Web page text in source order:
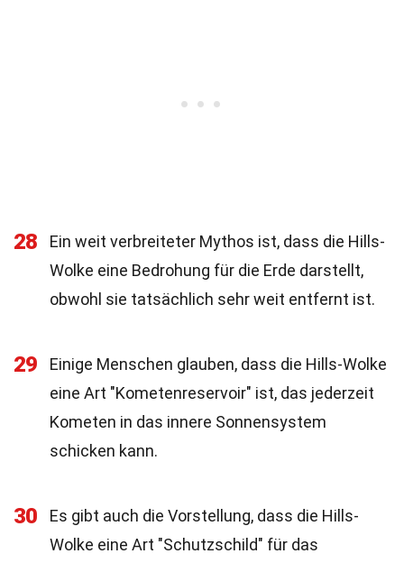
28
Ein weit verbreiteter Mythos ist, dass die Hills-
Wolke eine Bedrohung für die Erde darstellt,
obwohl sie tatsächlich sehr weit entfernt ist.
29
Einige Menschen glauben, dass die Hills-Wolke
eine Art "Kometenreservoir" ist, das jederzeit
Kometen in das innere Sonnensystem
schicken kann.
30
Es gibt auch die Vorstellung, dass die Hills-
Wolke eine Art "Schutzschild" für das